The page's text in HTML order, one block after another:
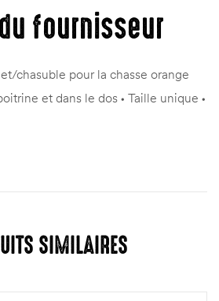
fournisseur
chasuble pour la chasse orange
et dans le dos • Taille unique •
SIMILAIRES